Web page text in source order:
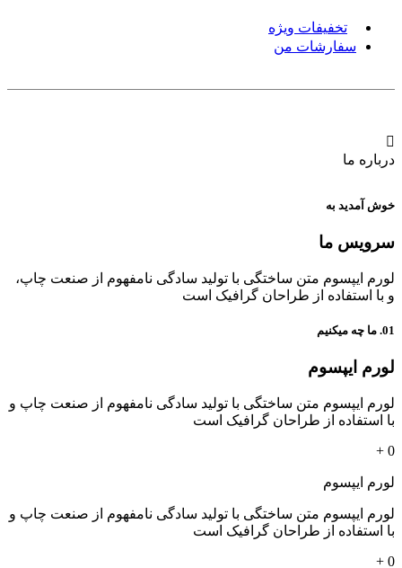
تخفیفات ویژه
سفارشات من
درباره ما
خوش آمدید به
سرویس ما
لورم ایپسوم متن ساختگی با تولید سادگی نامفهوم از صنعت چاپ،
و با استفاده از طراحان گرافیک است
01. ما چه میکنیم
لورم ایپسوم
لورم ایپسوم متن ساختگی با تولید سادگی نامفهوم از صنعت چاپ و
با استفاده از طراحان گرافیک است
0
+
لورم ایپسوم
لورم ایپسوم متن ساختگی با تولید سادگی نامفهوم از صنعت چاپ و
با استفاده از طراحان گرافیک است
0
+